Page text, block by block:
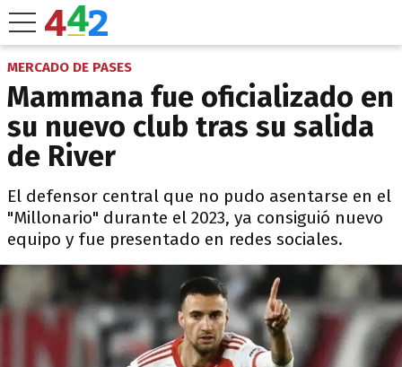
MERCADO DE PASES
Mammana fue oficializado en
su nuevo club tras su salida
de River
El defensor central que no pudo asentarse en el
"Millonario" durante el 2023, ya consiguió nuevo
equipo y fue presentado en redes sociales.